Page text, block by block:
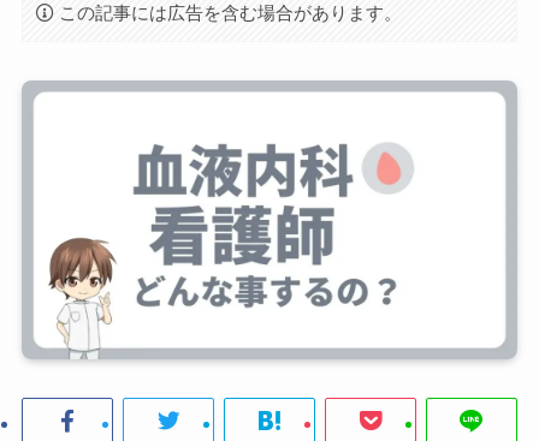
この記事には広告を含む場合があります。